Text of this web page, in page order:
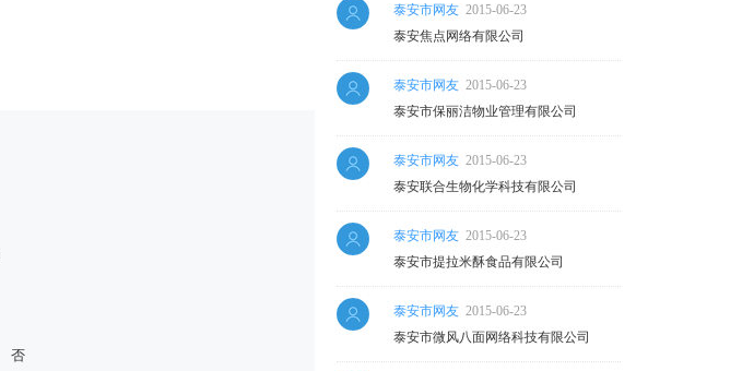
否
泰安市网友 2015-06-23
泰安焦点网络有限公司
泰安市网友 2015-06-23
泰安市保丽洁物业管理有限公司
泰安市网友 2015-06-23
泰安联合生物化学科技有限公司
泰安市网友 2015-06-23
泰安市提拉米酥食品有限公司
泰安市网友 2015-06-23
泰安市微风八面网络科技有限公司